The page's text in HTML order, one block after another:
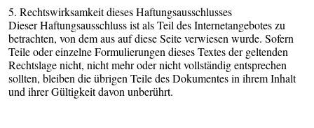
5. Rechtswirksamkeit dieses Haftungsausschlusses
Dieser Haftungsausschluss ist als Teil des Internetangebotes zu
betrachten, von dem aus auf diese Seite verwiesen wurde. Sofern
Teile oder einzelne Formulierungen dieses Textes der geltenden
Rechtslage nicht, nicht mehr oder nicht vollständig entsprechen
sollten, bleiben die übrigen Teile des Dokumentes in ihrem Inhalt
und ihrer Gültigkeit davon unberührt.